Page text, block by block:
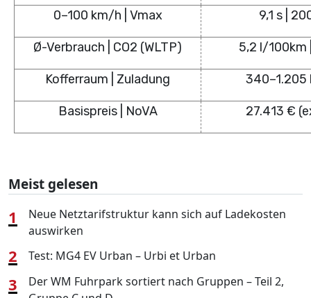
0–100 km/h | Vmax 9,1 s |
Ø-Verbrauch | CO2 (WLTP) 5,2 l/100km
Kofferraum | Zuladung 340–1.205
Basispreis | NoVA 27.413 €
Meist gelesen
1
Neue Netztarifstruktur kann sich auf Ladekosten
auswirken
2 Test: MG4 EV Urban – Urbi et Urban
3
Der WM Fuhrpark sortiert nach Gruppen – Teil 2,